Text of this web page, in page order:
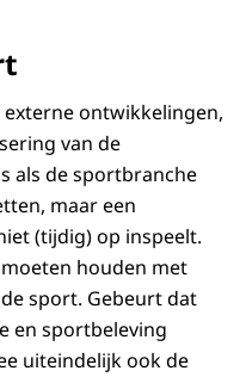
ontwikkelingen,
van de
als de sportbranche
maar een
(tijdig) op inspeelt.
houden met
sport. Gebeurt dat
en sportbeleving
uiteindelijk ook de